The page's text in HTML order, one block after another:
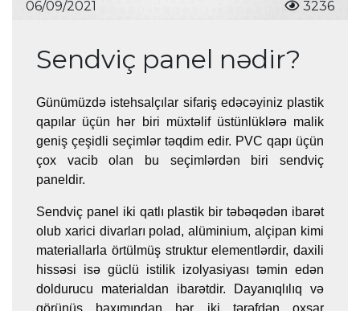
3236
06/09/2021
Sendviç panel nədir?
Günümüzdə istehsalçılar sifariş edəcəyiniz plastik
qapılar üçün hər biri müxtəlif üstünlüklərə malik
geniş çeşidli seçimlər təqdim edir. PVC qapı üçün
çox vacib olan bu seçimlərdən biri sendviç
paneldir.
Sendviç panel iki qatlı plastik bir təbəqədən ibarət
olub xarici divarları polad, alüminium, alçipan kimi
materiallarla örtülmüş struktur elementlərdir, daxili
hissəsi isə güclü istilik izolyasiyası təmin edən
doldurucu materialdan ibarətdir. Dayanıqlılıq və